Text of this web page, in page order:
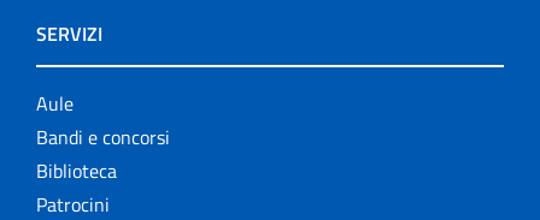
SERVIZI
Aule
Bandi e concorsi
Biblioteca
Patrocini